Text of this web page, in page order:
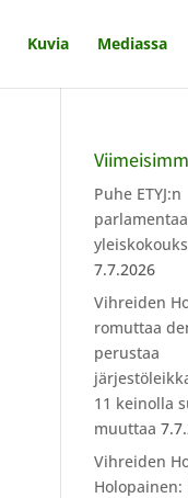
Kuvia Mediassa
Puhe ETYJ:n
7.7.2026
Vihreiden
romuttaa
perustaa
11 keinolla
muuttaa
Vihreiden
Holopainen: